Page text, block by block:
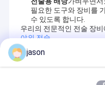
필요한 도구와 장비를
수 있도록 합니다.
우리의 전문적인 전술 장
야외 전술.
Recommended
jason